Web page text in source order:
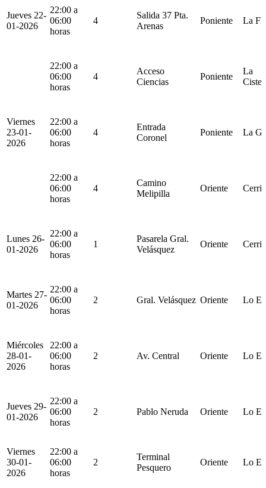
Jueves 22-
01-2026
22:00 a
06:00
horas
4
Salida 37 Pta.
Arenas
Poniente La
22:00 a
06:00
horas
4
Acceso
Ciencias
Poniente
La
Viernes
23-01-
2026
22:00 a
06:00
horas
4
Entrada
Coronel
Poniente La
22:00 a
06:00
horas
4
Camino
Melipilla
Oriente
Lunes 26-
01-2026
22:00 a
06:00
horas
1
Pasarela Gral.
Velásquez
Oriente
Martes 27-
01-2026
22:00 a
06:00
horas
2 Gral. Velásquez Oriente Lo
Miércoles
28-01-
2026
22:00 a
06:00
horas
2 Av. Central Oriente Lo
Jueves 29-
01-2026
22:00 a
06:00
horas
2 Pablo Neruda Oriente Lo
Viernes
30-01-
2026
22:00 a
06:00
horas
2
Terminal
Pesquero
Oriente Lo